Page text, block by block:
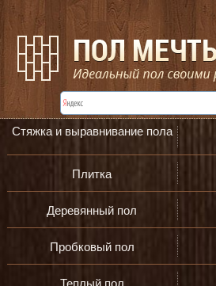
Стяжка и выравнивание пола
Плитка
Деревянный пол
Пробковый пол
Теплый пол